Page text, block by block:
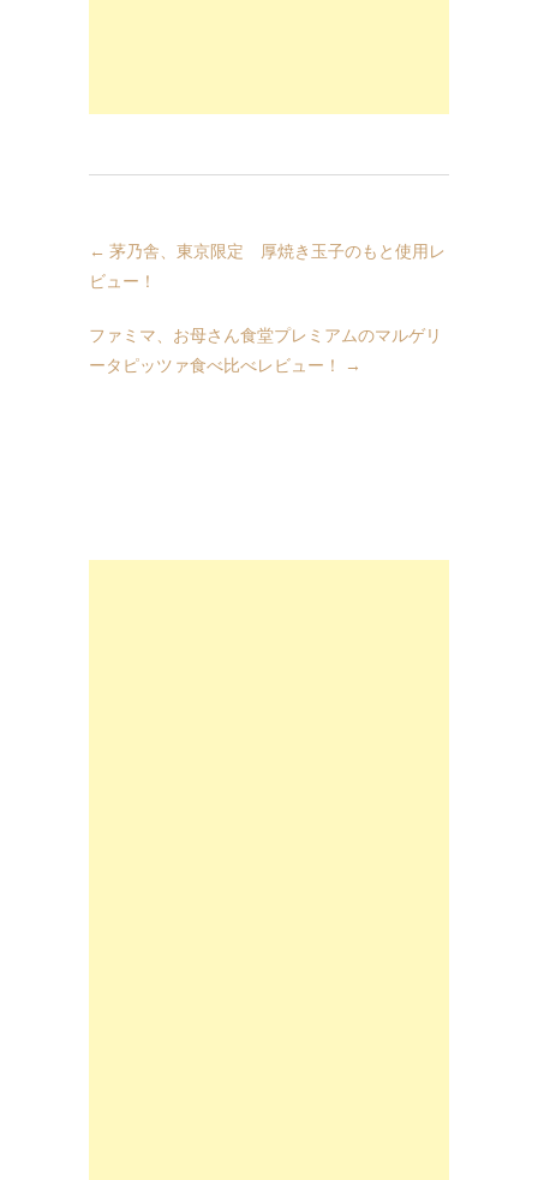
← 茅乃舎、東京限定 厚焼き玉子のもと使用レ
ビュー！
ファミマ、お母さん食堂プレミアムのマルゲリ
ータピッツァ食べ比べレビュー！
→